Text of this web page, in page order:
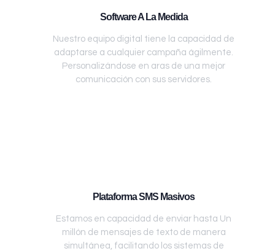
Software A La Medida
Nuestro equipo digital tiene la capacidad de
adaptarse a cualquier campaña ágilmente.
Personalizándose en aras de una mejor
comunicación con sus servidores.
Plataforma SMS Masivos
Estamos en capacidad de enviar hasta Un
millón de mensajes de texto de manera
simultánea, facilitando los sistemas de